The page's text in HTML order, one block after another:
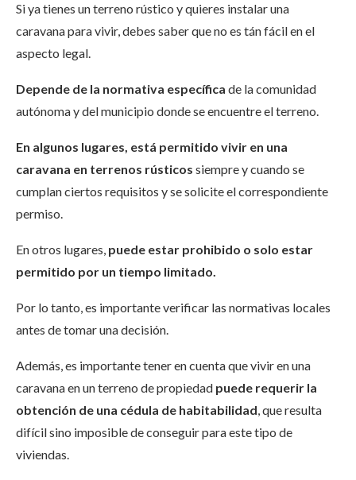
Si ya tienes un terreno rústico y quieres instalar una
caravana para vivir, debes saber que no es tán fácil en el
aspecto legal.
Depende de la normativa específica de la comunidad
autónoma y del municipio donde se encuentre el terreno.
En algunos lugares, está permitido vivir en una
caravana en terrenos rústicos siempre y cuando se
cumplan ciertos requisitos y se solicite el correspondiente
permiso.
En otros lugares, puede estar prohibido o solo estar
permitido por un tiempo limitado.
Por lo tanto, es importante verificar las normativas locales
antes de tomar una decisión.
Además, es importante tener en cuenta que vivir en una
caravana en un terreno de propiedad puede requerir la
obtención de una cédula de habitabilidad, que resulta
difícil sino imposible de conseguir para este tipo de
viviendas.